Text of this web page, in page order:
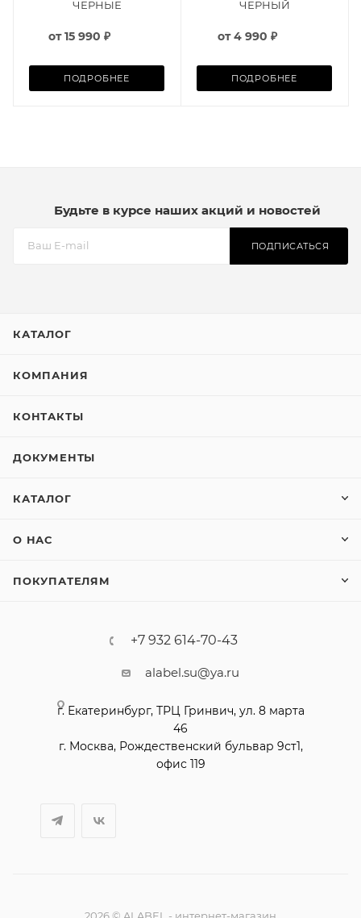
ЧЕРНЫЕ
от15 990 ₽
ПОДРОБНЕЕ
ЧЕРНЫЙ
от4 990 ₽
ПОДРОБНЕЕ
Будьте в курсе наших акций и новостей
ПОДПИСАТЬСЯ
КАТАЛОГ
КОМПАНИЯ
КОНТАКТЫ
ДОКУМЕНТЫ
КАТАЛОГ
О НАС
ПОКУПАТЕЛЯМ
+7 932 614-70-43
alabel.su@ya.ru